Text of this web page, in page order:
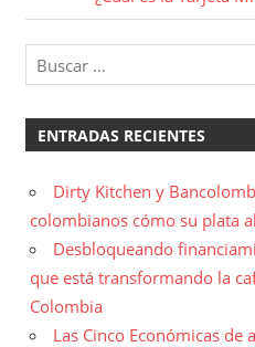
siguiente:
ENTRADAS RECIENTES
Dirty Kitchen y
colombianos cómo su plata
Desbloqueando
que está transformando la
Colombia
Las Cinco Económicas de